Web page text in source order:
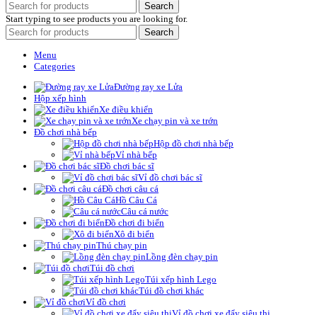
Search
Start typing to see products you are looking for.
Search
Menu
Categories
Đường ray xe Lửa
Hộp xếp hình
Xe điều khiển
Xe chạy pin và xe trớn
Đồ chơi nhà bếp
Hộp đồ chơi nhà bếp
Vỉ nhà bếp
Đồ chơi bác sĩ
Vỉ đồ chơi bác sĩ
Đồ chơi câu cá
Hồ Câu Cá
Câu cá nước
Đồ chơi đi biển
Xô đi biển
Thú chạy pin
Lồng đèn chạy pin
Túi đồ chơi
Túi xếp hình Lego
Túi đồ chơi khác
Vỉ đồ chơi